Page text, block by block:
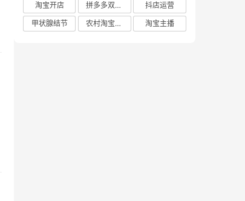
淘宝开店
拼多多双十二
抖店运营
甲状腺结节
农村淘宝店铺 淘宝主播